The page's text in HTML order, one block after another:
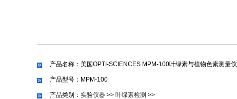
产品名称：美国OPTI-SCIENCES MPM-100叶绿素与植物色素测量仪
产品型号：MPM-100
产品类别： 实验仪器 >> 叶绿素检测 >>